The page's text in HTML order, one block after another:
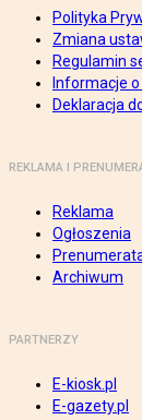
Polityka
Zmiana
Regulamin
Informacje
Deklaracja
REKLAMA I
Reklama
Ogłoszenia
Archiwum
PARTNERZY
E-kiosk.pl
E-gazety.pl